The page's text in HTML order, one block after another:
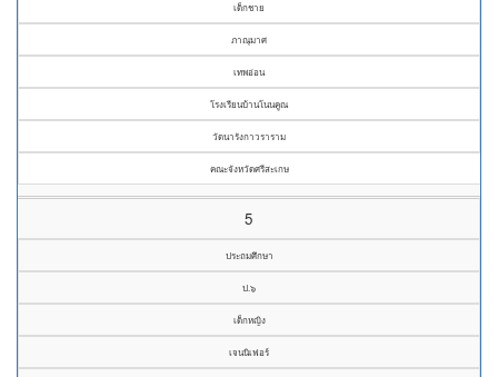
เด็กชาย
ภาณุมาศ
เทพอ่อน
โรงเรียนบ้านโนนคูณ
วัดนารังกาวราราม
คณะจังหวัดศรีสะเกษ
5
ประถมศึกษา
ป.๖
เด็กหญิง
เจนนิเฟอร์